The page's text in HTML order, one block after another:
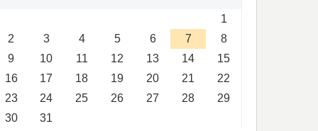
1
2
3 4 5 6 7
8
9
10 11 12 13 14
15
16
17 18 19 20 21
22
23
24 25 26 27 28
29
30
31